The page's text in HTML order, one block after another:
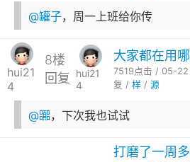
@罐子，周一上班给你传
hui21
4
8楼
回复 hui21
4
大家都在用
7519点击 / 05-
复 / 样/ 源
@嚻，下次我也试试
打磨了一周